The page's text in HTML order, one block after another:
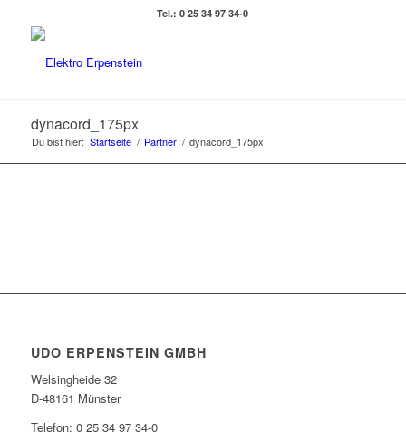
Tel.: 0 25 34 97 34-0
dynacord_175px
Du bist hier: Startseite / Partner / dynacord_175px
UDO ERPENSTEIN GMBH
Welsingheide 32
D-48161 Münster
Telefon: 0 25 34 97 34-0